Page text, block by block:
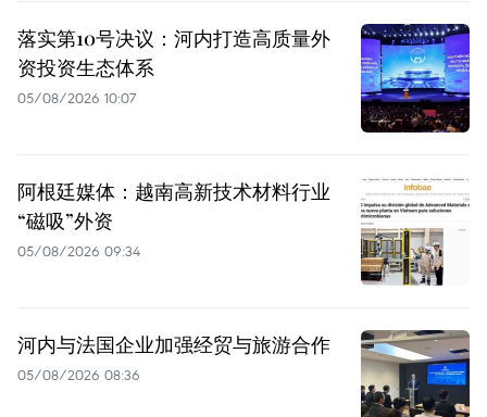
落实第10号决议：河内打造高质量外
资投资生态体系
05/08/2026 10:07
阿根廷媒体：越南高新技术材料行业
“磁吸”外资
05/08/2026 09:34
河内与法国企业加强经贸与旅游合作
05/08/2026 08:36